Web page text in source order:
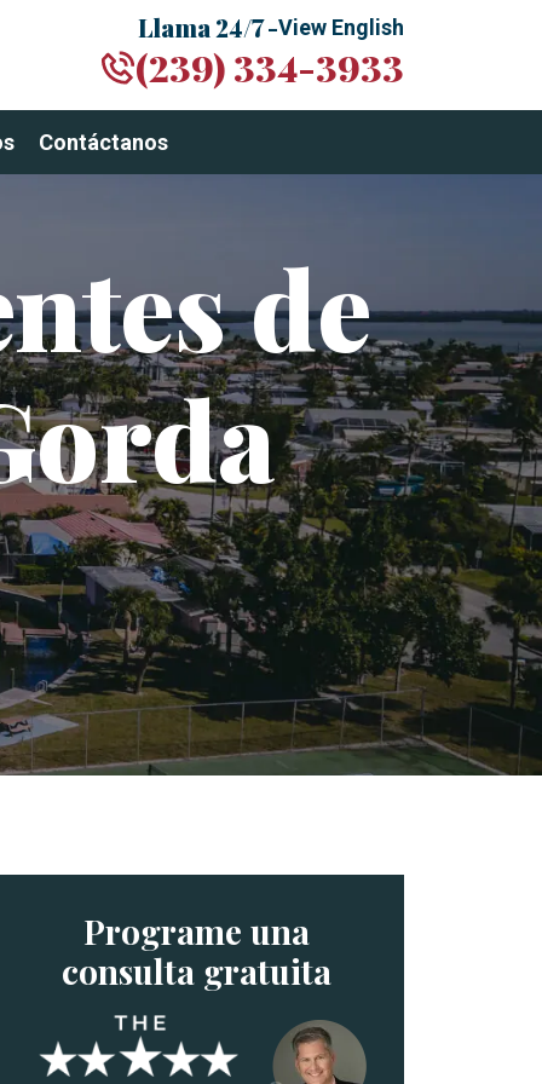
Llama 24/7 -View English
(239) 334-3933
Contáctanos
de
Programe una
consulta gratuita